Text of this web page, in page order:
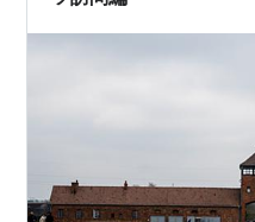
世界遺産のうち歴史文化
社 2005年)が詳しい。著
本人ガイド。